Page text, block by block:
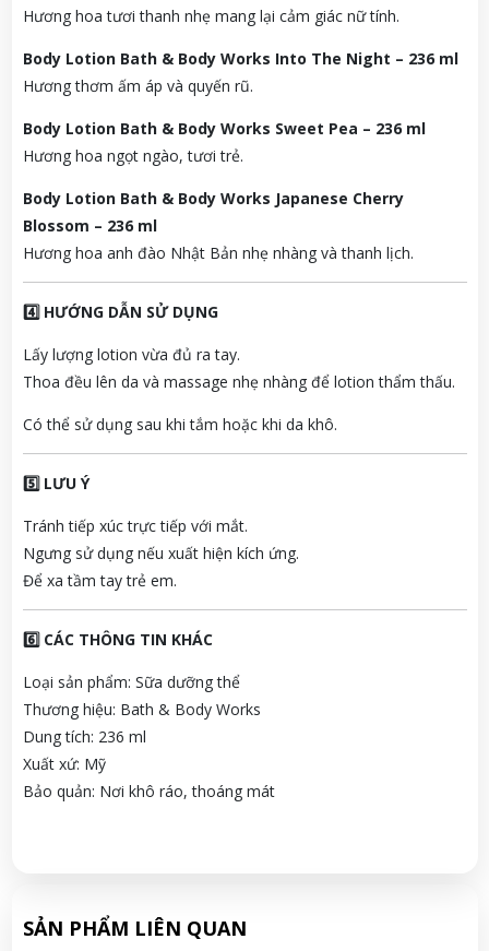
Hương hoa tươi thanh nhẹ mang lại cảm giác nữ tính.
Body Lotion Bath & Body Works Into The Night – 236 ml
Hương thơm ấm áp và quyến rũ.
Body Lotion Bath & Body Works Sweet Pea – 236 ml
Hương hoa ngọt ngào, tươi trẻ.
Body Lotion Bath & Body Works Japanese Cherry
Blossom – 236 ml
Hương hoa anh đào Nhật Bản nhẹ nhàng và thanh lịch.
4️⃣ HƯỚNG DẪN SỬ DỤNG
Lấy lượng lotion vừa đủ ra tay.
Thoa đều lên da và massage nhẹ nhàng để lotion thẩm thấu.
Có thể sử dụng sau khi tắm hoặc khi da khô.
5️⃣ LƯU Ý
Tránh tiếp xúc trực tiếp với mắt.
Ngưng sử dụng nếu xuất hiện kích ứng.
Để xa tầm tay trẻ em.
6️⃣ CÁC THÔNG TIN KHÁC
Loại sản phẩm: Sữa dưỡng thể
Thương hiệu: Bath & Body Works
Dung tích: 236 ml
Xuất xứ: Mỹ
Bảo quản: Nơi khô ráo, thoáng mát
SẢN PHẨM LIÊN QUAN